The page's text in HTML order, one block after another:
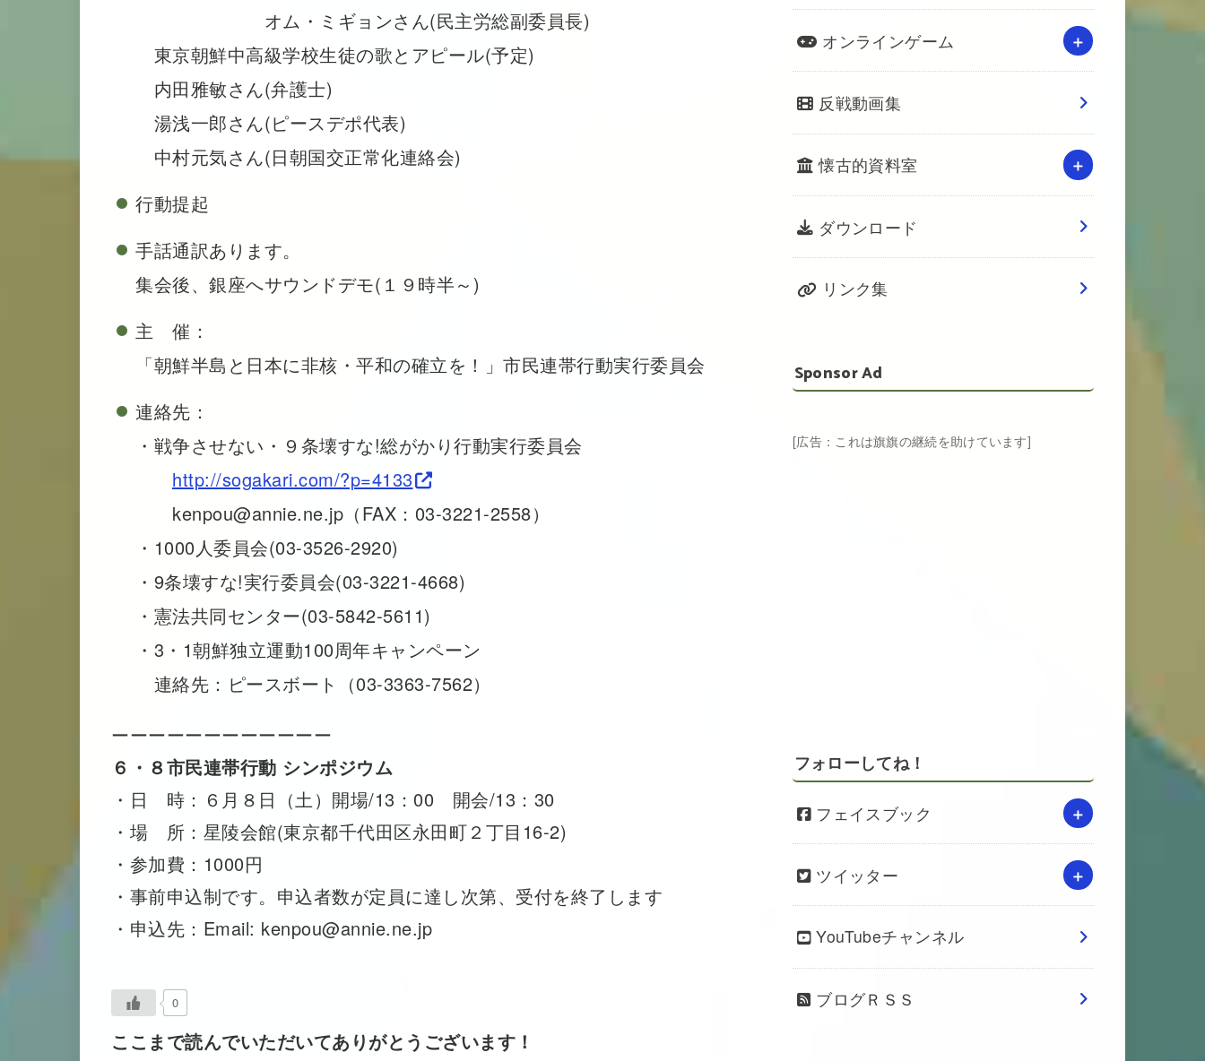
オム・ミギョンさん(民主労総副委員長)
東京朝鮮中高級学校生徒の歌とアピール(予定)
内田雅敏さん(弁護士)
湯浅一郎さん(ピースデポ代表)
中村元気さん(日朝国交正常化連絡会)
行動提起
手話通訳あります。
集会後、銀座へサウンドデモ(１９時半～)
主 催：
「朝鮮半島と日本に非核・平和の確立を！」市民連帯行動実行委員会
連絡先：
・戦争させない・９条壊すな!総がかり行動実行委員会
http://sogakari.com/?p=4133
kenpou@annie.ne.jp（FAX：03-3221-2558）
・1000人委員会(03-3526-2920)
・9条壊すな!実行委員会(03-3221-4668)
・憲法共同センター(03-5842-5611)
・3・1朝鮮独立運動100周年キャンペーン
連絡先：ピースボート（03-3363-7562）
ーーーーーーーーーーーー
６・８市民連帯行動 シンポジウム
・日 時：６月８日（土）開場/13：00 開会/13：30
・場 所：星陵会館(東京都千代田区永田町２丁目16-2)
・参加費：1000円
・事前申込制です。申込者数が定員に達し次第、受付を終了します
・申込先：Email: kenpou@annie.ne.jp
0
ここまで読んでいただいてありがとうございます！
オンラインゲーム
反戦動画集
懐古的資料室
ダウンロード
リンク集
Sponsor Ad
[広告：これは旗旗の継続を助けています]
フォローしてね！
フェイスブック
ツイッター
YouTubeチャンネル
ブログＲＳＳ